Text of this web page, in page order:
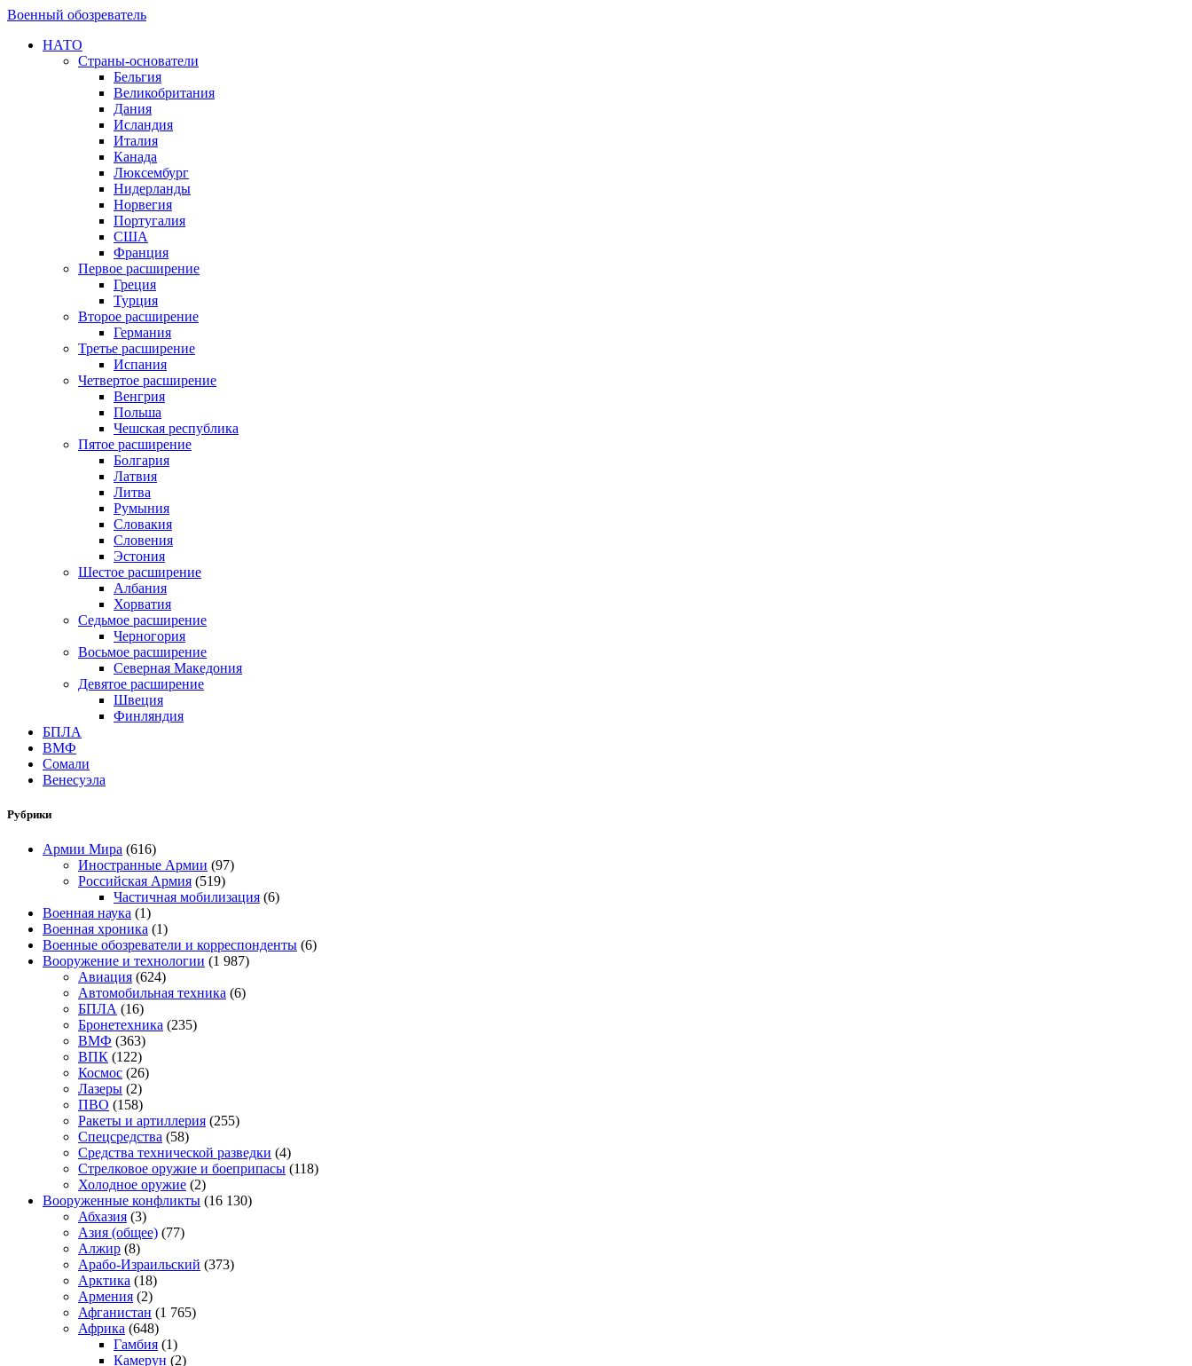
Военный обозреватель
НАТО
Страны-основатели
Бельгия
Великобритания
Дания
Исландия
Италия
Канада
Люксембург
Нидерланды
Норвегия
Португалия
США
Франция
Первое расширение
Греция
Турция
Второе расширение
Германия
Третье расширение
Испания
Четвертое расширение
Венгрия
Польша
Чешская республика
Пятое расширение
Болгария
Латвия
Литва
Румыния
Словакия
Словения
Эстония
Шестое расширение
Албания
Хорватия
Седьмое расширение
Черногория
Восьмое расширение
Северная Македония
Девятое расширение
Швеция
Финляндия
БПЛА
ВМФ
Сомали
Венесуэла
Рубрики
Армии Мира (616)
Иностранные Армии (97)
Российская Армия (519)
Частичная мобилизация (6)
Военная наука (1)
Военная хроника (1)
Военные обозреватели и корреспонденты (6)
Вооружение и технологии (1 987)
Авиация (624)
Автомобильная техника (6)
БПЛА (16)
Бронетехника (235)
ВМФ (363)
ВПК (122)
Космос (26)
Лазеры (2)
ПВО (158)
Ракеты и артиллерия (255)
Спецсредства (58)
Средства технической разведки (4)
Стрелковое оружие и боеприпасы (118)
Холодное оружие (2)
Вооруженные конфликты (16 130)
Абхазия (3)
Азия (общее) (77)
Алжир (8)
Арабо-Израильский (373)
Арктика (18)
Армения (2)
Афганистан (1 765)
Африка (648)
Гамбия (1)
Камерун (2)